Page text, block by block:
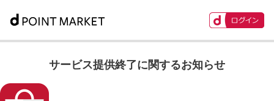
サービス提供終了に関するお知らせ